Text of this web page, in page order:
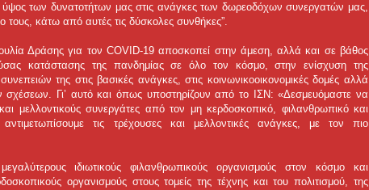
ύψος των δυνατοτήτων μας στις ανάγκες των δωρεοδόχων συνεργατών μας,
τους, κάτω από αυτές τις δύσκολες συνθήκες”.
Δράσης για τον COVID-19 αποσκοπεί στην άμεση, αλλά και σε βάθος
κατάστασης της πανδημίας σε όλο τον κόσμο, στην ενίσχυση της
της στις βασικές ανάγκες, στις κοινωνικοοικονομικές δομές αλλά
Γι’ αυτό και όπως υποστηρίζουν από το ΙΣΝ: «Δεσμευόμαστε να
μελλοντικούς συνεργάτες από τον μη κερδοσκοπικό, φιλανθρωπικό και
τις τρέχουσες και μελλοντικές ανάγκες, με τον πιο
ιδιωτικούς φιλανθρωπικούς οργανισμούς στον κόσμο και
οργανισμούς στους τομείς της τέχνης και του πολιτισμού, της